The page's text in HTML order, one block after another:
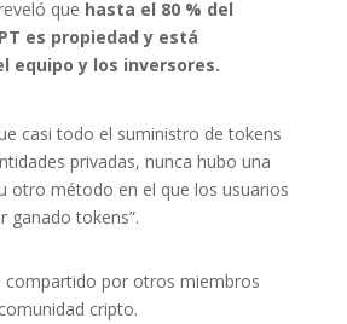
que hasta el 80 % del
es propiedad y está
equipo y los inversores.
casi todo el suministro de tokens
privadas, nunca hubo una
otro método en el que los usuarios
ganado tokens”.
compartido por otros miembros
cripto.